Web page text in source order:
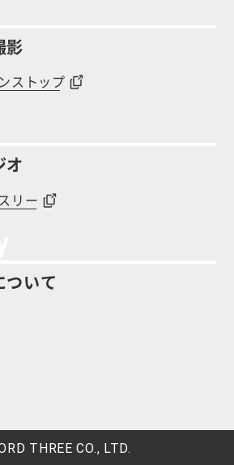
影
ストップ
オ
リー
ついて
THREE CO., LTD.